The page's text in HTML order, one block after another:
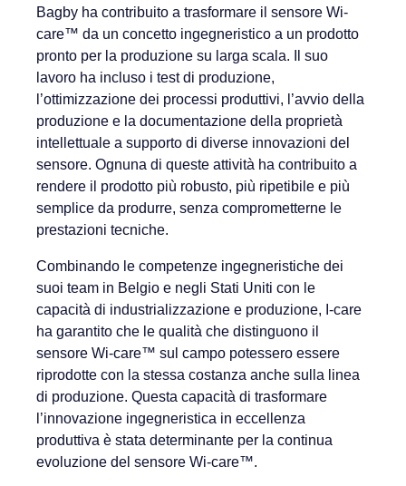
Bagby ha contribuito a trasformare il sensore Wi-
care™ da un concetto ingegneristico a un prodotto
pronto per la produzione su larga scala. Il suo
lavoro ha incluso i test di produzione,
l’ottimizzazione dei processi produttivi, l’avvio della
produzione e la documentazione della proprietà
intellettuale a supporto di diverse innovazioni del
sensore. Ognuna di queste attività ha contribuito a
rendere il prodotto più robusto, più ripetibile e più
semplice da produrre, senza comprometterne le
prestazioni tecniche.
Combinando le competenze ingegneristiche dei
suoi team in Belgio e negli Stati Uniti con le
capacità di industrializzazione e produzione, I-care
ha garantito che le qualità che distinguono il
sensore Wi-care™ sul campo potessero essere
riprodotte con la stessa costanza anche sulla linea
di produzione. Questa capacità di trasformare
l’innovazione ingegneristica in eccellenza
produttiva è stata determinante per la continua
evoluzione del sensore Wi-care™.